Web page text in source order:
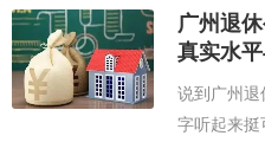
工作或者
在政策上属
广州退
真实水
说到广州
字听起来挺